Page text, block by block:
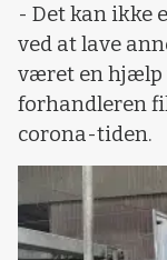
- Det kan ikke
ved at lave
været en hjælp
forhandleren
corona-tiden.